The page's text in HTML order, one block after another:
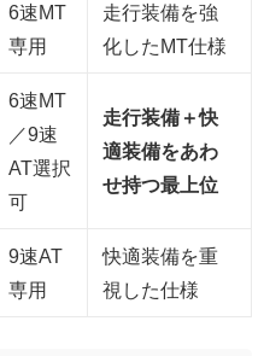
6速MT
専用
走行装備を強
化したMT仕様
6速MT
／9速
AT選択
可
走行装備＋快
適装備をあわ
せ持つ最上位
9速AT
専用
快適装備を重
視した仕様